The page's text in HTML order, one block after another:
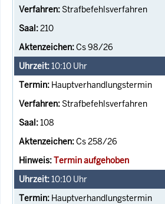
Strafbefehlsverfahren
210
Cs 98/26
10:10 Uhr
Hauptverhandlungstermin
Strafbefehlsverfahren
108
Cs 258/26
Termin aufgehoben
10:10 Uhr
Hauptverhandlungstermin